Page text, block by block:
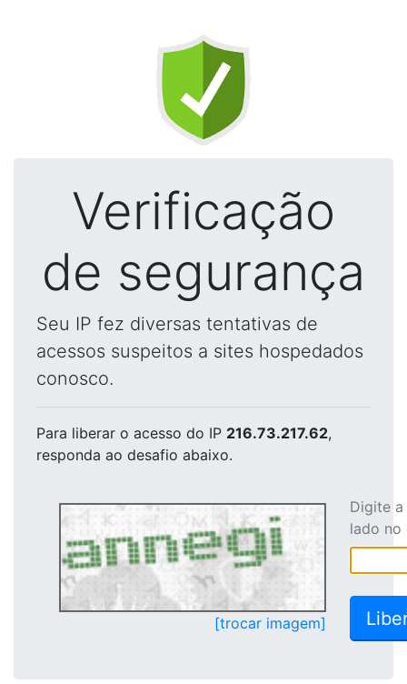
Verificação
de segurança
Seu IP fez diversas tentativas de
acessos suspeitos a sites hospedados
conosco.
Para liberar o acesso do IP 216.73.217.62,
responda ao desafio abaixo.
[trocar imagem]
Digite
lado no